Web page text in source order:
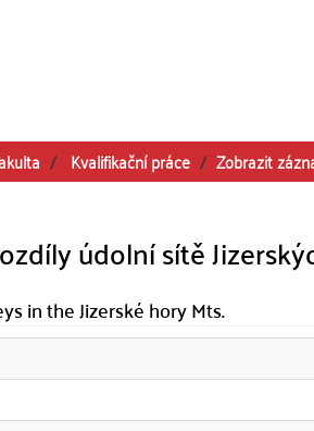
Kvalifikační práce
Zobrazit
údolní sítě
in the Jizerské hory Mts.